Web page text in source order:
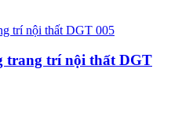
trang trí nội thất DGT